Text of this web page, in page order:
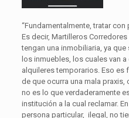
“Fundamentalmente, tratar
Es decir, Martilleros
tengan una inmobiliaria, ya
los inmuebles, los cuales van
alquileres temporarios. Eso es
de que ocurra una mala
no es lo que verdaderamente
institución a la cual reclamar.
persona particular, ilegal, no